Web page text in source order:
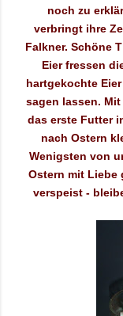
noch zu
verbringt ihre
Falkner. Schöne
Eier fressen
hartgekochte
sagen lassen.
das erste Futter
nach Ostern
Wenigsten von
Ostern mit Liebe
verspeist -